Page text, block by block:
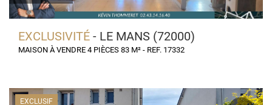
EXCLUSIVITÉ - LE MANS (72000)
MAISON À VENDRE 4 PIÈCES 83 M² - REF. 17332
EXCLUSIF